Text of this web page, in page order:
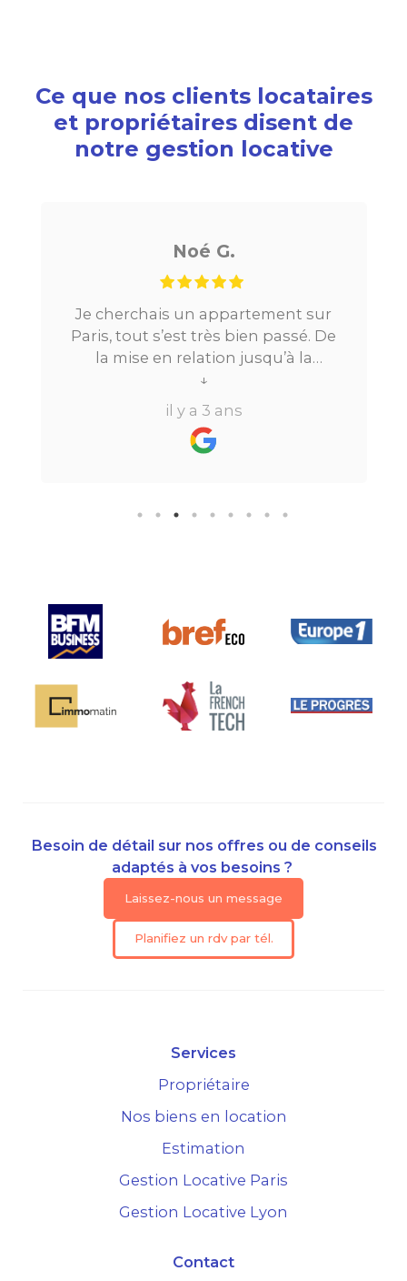
Ce que nos clients locataires
et propriétaires disent de
notre gestion locative
Noé G.
Je cherchais un appartement sur
Paris, tout s’est très bien passé. De
la mise en relation jusqu’à la
location. Le digital qui fait gagner
beaucoup de temps ne fait pas
perdre l’aspect humain ce qui est
vraiment bien ! Je recommande
↓
il y a 3 ans
Besoin de détail sur nos offres ou de conseils
adaptés à vos besoins ?
Laissez-nous un message
Planifiez un rdv par tél.
Services
Propriétaire
Nos biens en location
Estimation
Gestion Locative Paris
Gestion Locative Lyon
Contact